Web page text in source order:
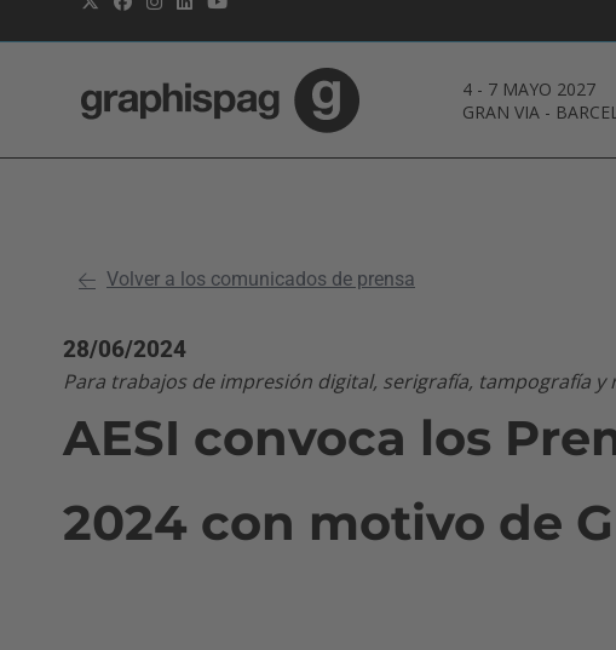
4- 7 MAYO 2027
GRAN VIA -
Volver a los comunicados de prensa
28/06/2024
Para trabajos de impresión digital, serigrafía, tampografía y
AESI convoca los
2024 con motivo de